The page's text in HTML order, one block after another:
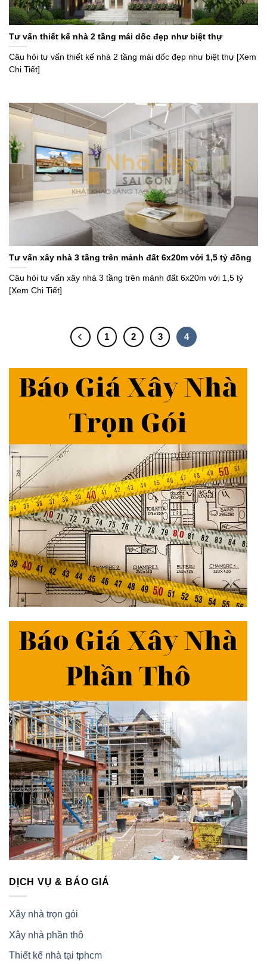
Tư vấn thiết kế nhà 2 tầng mái dốc đẹp như biệt thự
Câu hỏi tư vấn thiết kế nhà 2 tầng mái dốc đẹp như biệt thự [Xem
Chi Tiết]
Tư vấn xây nhà 3 tầng trên mảnh đất 6x20m với 1,5 tỷ đồng
Câu hỏi tư vấn xây nhà 3 tầng trên mảnh đất 6x20m với 1,5 tỷ
[Xem Chi Tiết]
1 2 3 4
DỊCH VỤ & BÁO GIÁ
Xây nhà trọn gói
Xây nhà phần thô
Thiết kế nhà tại tphcm